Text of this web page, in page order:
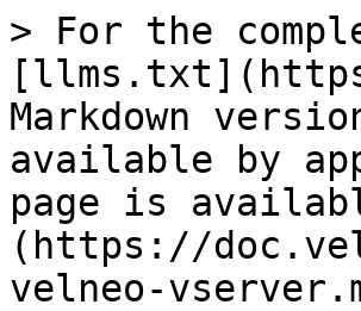
> For the
Markdown
available by
page is
(https://
velneo-